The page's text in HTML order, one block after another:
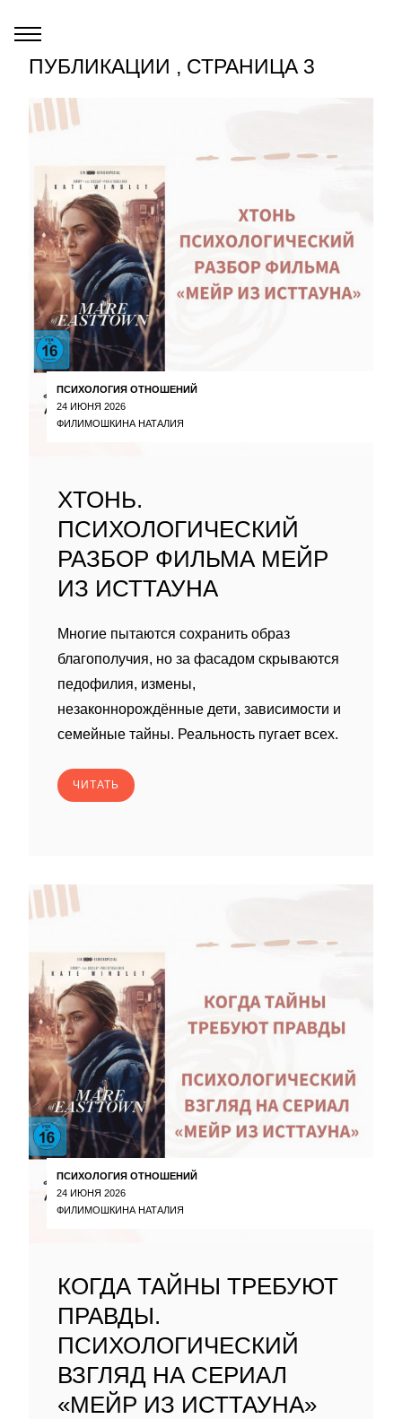
ПУБЛИКАЦИИ , СТРАНИЦА 3
ПСИХОЛОГИЯ ОТНОШЕНИЙ
24 ИЮНЯ 2026
ФИЛИМОШКИНА НАТАЛИЯ
ХТОНЬ.
ПСИХОЛОГИЧЕСКИЙ
РАЗБОР ФИЛЬМА МЕЙР
ИЗ ИСТТАУНА
Многие пытаются сохранить образ
благополучия, но за фасадом скрываются
педофилия, измены,
незаконнорождённые дети, зависимости и
семейные тайны. Реальность пугает всех.
ЧИТАТЬ
ПСИХОЛОГИЯ ОТНОШЕНИЙ
24 ИЮНЯ 2026
ФИЛИМОШКИНА НАТАЛИЯ
КОГДА ТАЙНЫ ТРЕБУЮТ
ПРАВДЫ.
ПСИХОЛОГИЧЕСКИЙ
ВЗГЛЯД НА СЕРИАЛ
«МЕЙР ИЗ ИСТТАУНА»